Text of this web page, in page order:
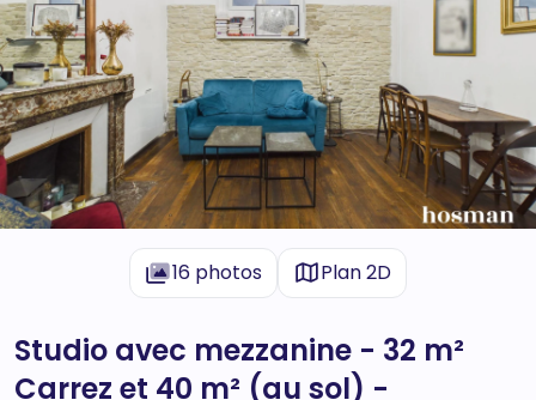
16 photos Plan 2D
Studio avec mezzanine - 32 m²
Carrez et 40 m² (au sol) -